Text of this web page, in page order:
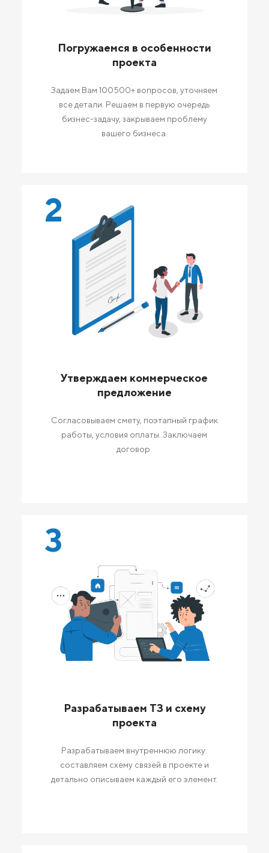
Погружаемся в особенности
проекта
Задаем Вам 100500+ вопросов, уточняем
все детали. Решаем в первую очередь
бизнес-задачу, закрываем проблему
вашего бизнеса.
2
Утверждаем коммерческое
предложение
Согласовываем смету, поэтапный график
работы, условия оплаты. Заключаем
договор.
3
Разрабатываем ТЗ и схему
проекта
Разрабатываем внутреннюю логику:
составляем схему связей в проекте и
детально описываем каждый его элемент.